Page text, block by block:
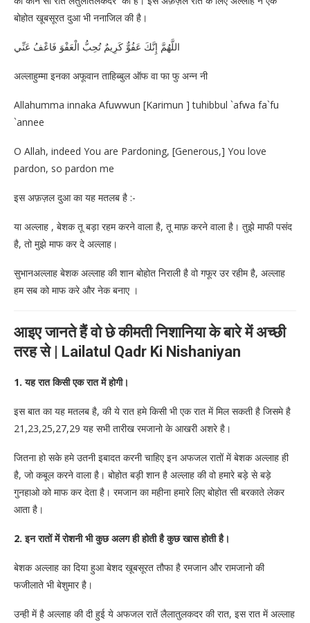
बोहोत खूबसूरत दुआ भी ननाजिल की है।
اللَّهُمَّ إِنَّكَ عَفُوٌّ كَرِيمٌ تُحِبُّ الْعَفْوَ فَاعْفُ عَنِّي
अल्लाहुम्मा इनका अफूवान ताहिब्बुल ऑफ वा फा फु अन्न नी
Allahumma innaka Afuwwun [Karimun ] tuhibbul `afwa fa`fu
`annee
O Allah, indeed You are Pardoning, [Generous,] You love
pardon, so pardon me
इस अफ़ज़ल दुआ का यह मतलब है :-
या अल्लाह , बेशक तू बड़ा रहम करने वाला है, तू माफ़ करने वाला है। तुझे माफी पसंद
है, तो मुझे माफ कर दे अल्लाह।
सुभानअल्लाह बेशक अल्लाह की शान बोहोत निराली है वो गफूर उर रहीम है, अल्लाह
हम सब को माफ करे और नेक बनाए ।
आइए जानते हैं वो छे कीमती निशानिया के बारे में अच्छी
तरह से | Lailatul Qadr Ki Nishaniyan
1. यह रात किसी एक रात में होगी।
इस बात का यह मतलब है, की ये रात हमे किसी भी एक रात में मिल सकती है जिसमे है
21,23,25,27,29 यह सभी तारीख रमजानो के आखरी अशरे है।
जितना हो सके हमे उतनी इबादत करनी चाहिए इन अफजल रातों में बेशक अल्लाह ही
है, जो कबूल करने वाला है। बोहोत बड़ी शान है अल्लाह की वो हमारे बड़े से बड़े
गुनहाओ को माफ कर देता है। रमजान का महीना हमारे लिए बोहोत सी बरकाते लेकर
आता है।
2. इन रातों में रोशनी भी कुछ अलग ही होती है कुछ खास होती है।
बेशक अल्लाह का दिया हुआ बेशद खूबसूरत तौफा है रमजान और रामजानो की
फजीलाते भी बेशुमार है।
उन्ही में है अल्लाह की दी हुई ये अफजल रातें लैलातुलकदर की रात, इस रात में अल्लाह